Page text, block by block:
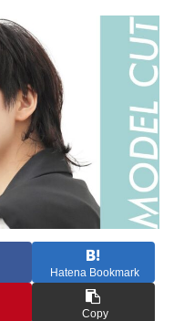
Hatena Bookmark
Copy